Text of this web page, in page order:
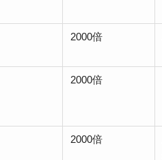
2000倍
2000倍
2000倍